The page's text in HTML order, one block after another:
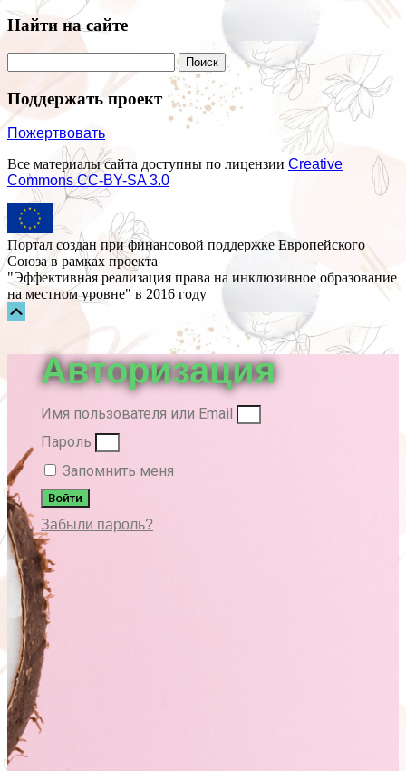
Найти на сайте
Поддержать проект
Пожертвовать
Все материалы сайта доступны по лицензии Creative
Commons СС-BY-SA 3.0
Портал создан при финансовой поддержке Европейского
Союза в рамках проекта
"Эффективная реализация права на инклюзивное образование
на местном уровне" в 2016 году
Прокрутка
Авторизация
Имя пользователя или Email
Пароль
Запомнить меня
Войти
Забыли пароль?